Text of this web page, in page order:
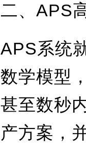
二、APS
APS系统
数学模型
甚至数秒
产方案，